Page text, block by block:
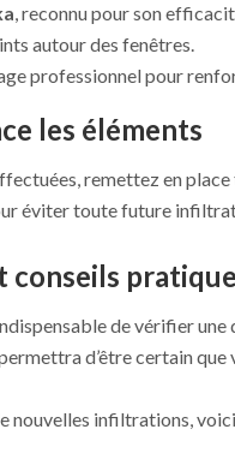
, reconnu pour son
autour des fenêtres.
professionnel pour
les éléments
remettez en
éviter toute future
de vérifier une
d’être certain
nouvelles infiltrations,